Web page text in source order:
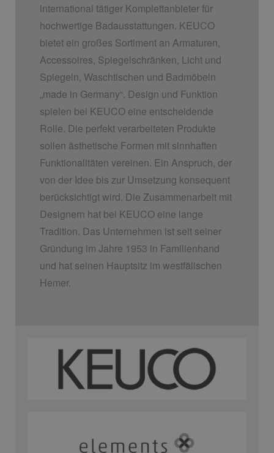
international tätiger Komplettanbieter für
hochwertige Badausstattungen. KEUCO
bietet ein großes Sortiment an Armaturen,
Accessoires, Spiegelschränken, Licht und
Spiegeln, Waschtischen und Badmöbeln
„made in Germany“. Design und Funktion
spielen bei KEUCO eine entscheidende
Rolle. Die perfekt verarbeiteten Produkte
sollen ästhetische Formen mit sinnhaften
Funktionalitäten vereinen. Ein Anspruch, der
von der Idee bis zur Umsetzung konsequent
berücksichtigt wird. Die Zusammenarbeit mit
Designern hat bei KEUCO eine lange
Tradition. Das Unternehmen ist seit seiner
Gründung im Jahre 1953 in Familienhand
und hat seinen Hauptsitz im westfälischen
Hemer.